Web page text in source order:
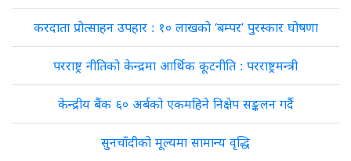
करदाता प्रोत्साहन उपहार : १० लाखको ‘बम्पर’ पुरस्कार घोषणा
परराष्ट्र नीतिको केन्द्रमा आर्थिक कूटनीति : परराष्ट्रमन्त्री
केन्द्रीय बैंक ६० अर्बको एकमहिने निक्षेप सङ्कलन गर्दै
सुनचाँदीको मूल्यमा सामान्य वृद्धि